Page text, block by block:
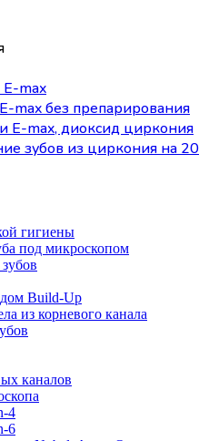
max
max без препарирования
Е-max, диоксид циркония
зубов из циркония на
гигиены
под микроскопом
Build-Up
из корневого канала
каналов
4
6